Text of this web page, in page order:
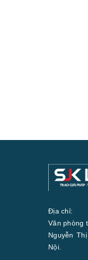
Địa chỉ:
Văn phòng
Nguyễn
Nội.